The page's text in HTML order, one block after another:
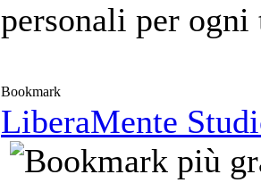
personali per
Bookmark
LiberaMente